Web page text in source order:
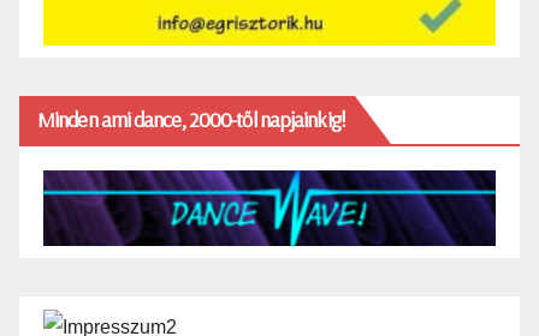
Minden ami dance, 2000-től napjainkig!